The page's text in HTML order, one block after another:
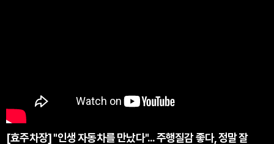
[효주차장] "인생 자동차를 만났다"... 주행질감 좋다, 정말 잘